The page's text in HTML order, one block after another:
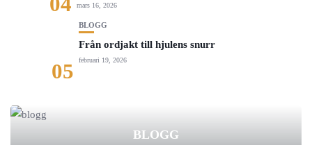
mars 16, 2026
05
BLOGG
Från ordjakt till hjulens snurr
februari 19, 2026
BLOGG